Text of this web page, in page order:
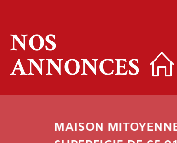
NOS
ANNONCES
MAISON MITOYENNE D’UNE